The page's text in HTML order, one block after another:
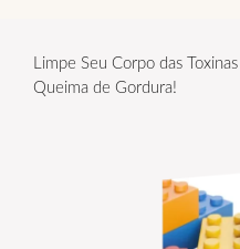
Limpe Seu Corpo das
Queima de Gordura!